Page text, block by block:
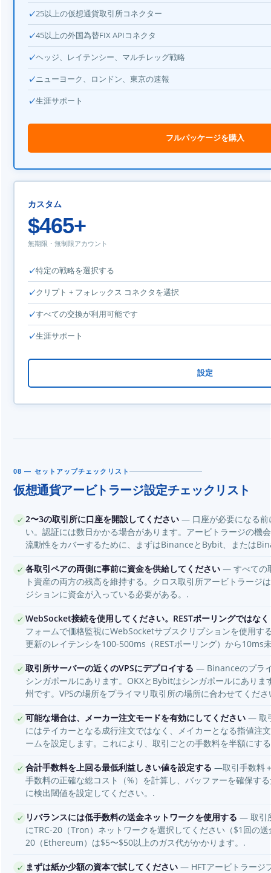
25以上の仮想通貨取引所コネクター
45以上の外国為替FIX APIコネクタ
ヘッジ、レイテンシー、マルチレッグ戦略
ニューヨーク、ロンドン、東京の速報
生涯サポート
フルパッケージを購入
カスタム
$465+
無期限・無制限アカウント
特定の戦略を選択する
クリプト + フォレックス コネクタを選択
すべての交換が利用可能です
生涯サポート
設定
08 — セットアップチェックリスト
仮想通貨アービトラージ設定チェックリスト
✓ 2〜3の取引所に口座を開設してください — 口座が必要になる前
い。認証には数日かかる場合があります。アービトラージの機
流動性をカバーするために、まずはBinanceとBybit、または
✓ 各取引ペアの両側に事前に資金を供給してください — すべての
ト資産の両方の残高を維持する。クロス取引所アービトラージ
ジションに資金が入っている必要がある。.
✓ WebSocket接続を使用してください。RESTポーリングではなく
フォームで価格監視にWebSocketサブスクリプションを使用す
更新のレイテンシを100-500ms（RESTポーリング）から10ms
✓ 取引所サーバーの近くのVPSにデプロイする — Binanceのプラ
シンガポールにあります。OKXとBybitはシンガポールにあり
州です。VPSの場所をプライマリ取引所の場所に合わせてくださ
✓ 可能な場合は、メーカー注文モードを有効にしてください — 取
にはテイカーとなる成行注文ではなく、メイカーとなる指値注
ームを設定します。これにより、取引ごとの手数料を半額にす
✓ 合計手数料を上回る最低利益しきい値を設定する —取引手数料
手数料の正確な総コスト（%）を計算し、バッファーを確保す
に検出閾値を設定してください。.
✓ リバランスには低手数料の送金ネットワークを使用する — 取引
にTRC-20（Tron）ネットワークを選択してください（$1回の送
20（Ethereum）は$5〜$50以上のガス代がかかります。.
✓ まずは紙か少額の資本で試してください — HFTアービトラージ